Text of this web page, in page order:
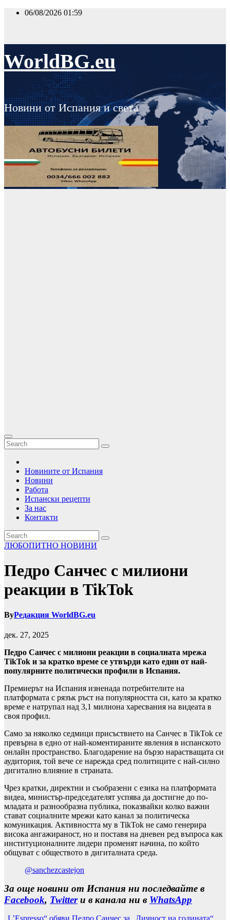
Skip
06/08/2026 01:59
WorldBG.eu
Новини от Испания и света
Новините от Испания
Новини
Работа
Испански рецепти
За нас
Контакти
ЛЮБОПИТНО НОВИНИ
Педро Санчес с милиони
реакции в TikTok
ByРедакция WorldBG.eu
дек. 27, 2025
Педро Санчес с милиони реакции в социалната мрежа
TikTok и за кратко време се утвърди като един от най-
популярните политически профили в Испания.
Премиерът на Испания изненада потребителите на
платформата с рязък ръст на популярността си, като за кратко
време е натрупал над 3,1 милиона харесвания на видеата в
своя профил.
Само за няколко седмици присъствието на Санчес в TikTok се
превърна в едно от най-коментираните явления в испанското
онлайн пространство. Благодарение на бързо нарастващата си
аудитория, той вече се нарежда сред политиците с най-силно
дигитално влияние в страната.
Чрез кратки, директни и съобразени с езика на платформата
видеа, министър-председателят успява да достигне до по-
младата и разнообразна публика, показвайки колко важни
стават социалните мрежи като канал за политическа
комуникация. Активността му в TikTok не само генерира
висока ангажираност, но и поставя на дневен ред въпроса как
институционалните лидери променят начина, по който
общуват с обществото в дигиталната среда.
@sanchezcastejon
За още новини от Испания ни последвайте в
Facebook, Twitterи в канала ни в WhatsApp